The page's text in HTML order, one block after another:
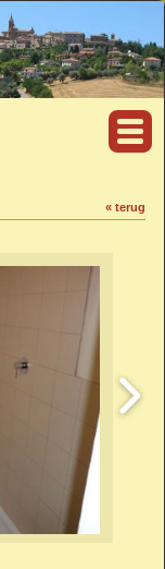
« terug